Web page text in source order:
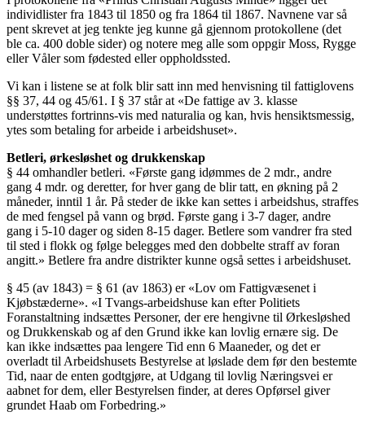
individlister fra 1843 til 1850 og fra 1864 til 1867. Navnene var så
pent skrevet at jeg tenkte jeg kunne gå gjennom protokollene (det
ble ca. 400 doble sider) og notere meg alle som oppgir Moss, Rygge
eller Våler som fødested eller oppholdssted.
Vi kan i listene se at folk blir satt inn med henvisning til fattiglovens
§§ 37, 44 og 45/61. I § 37 står at «De fattige av 3. klasse
understøttes fortrinns-vis med naturalia og kan, hvis hensiktsmessig,
ytes som betaling for arbeide i arbeidshuset».
Betleri, ørkesløshet og drukkenskap
§ 44 omhandler betleri. «Første gang idømmes de 2 mdr., andre
gang 4 mdr. og deretter, for hver gang de blir tatt, en økning på 2
måneder, inntil 1 år. På steder de ikke kan settes i arbeidshus, straffes
de med fengsel på vann og brød. Første gang i 3-7 dager, andre
gang i 5-10 dager og siden 8-15 dager. Betlere som vandrer fra sted
til sted i flokk og følge belegges med den dobbelte straff av foran
angitt.» Betlere fra andre distrikter kunne også settes i arbeidshuset.
§ 45 (av 1843) = § 61 (av 1863) er «Lov om Fattigvæsenet i
Kjøbstæderne». «I Tvangs-arbeidshuse kan efter Politiets
Foranstaltning indsættes Personer, der ere hengivne til Ørkesløshed
og Drukkenskab og af den Grund ikke kan lovlig ernære sig. De
kan ikke indsættes paa lengere Tid enn 6 Maaneder, og det er
overladt til Arbeidshusets Bestyrelse at løslade dem før den bestemte
Tid, naar de enten godtgjøre, at Udgang til lovlig Næringsvei er
aabnet for dem, eller Bestyrelsen finder, at deres Opførsel giver
grundet Haab om Forbedring.»